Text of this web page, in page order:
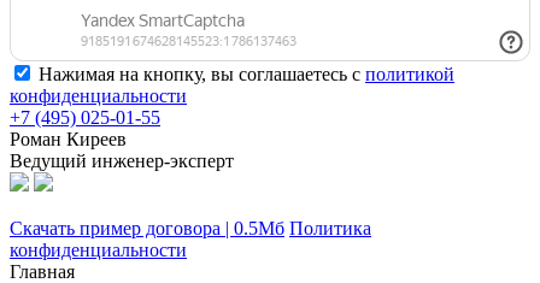
Нажимая на кнопку, вы соглашаетесь с политикой
конфиденциальности
+7 (495) 025-01-55
Роман Киреев
Ведущий инженер-эксперт
Скачать пример договора | 0.5Мб Политика
конфиденциальности
Главная